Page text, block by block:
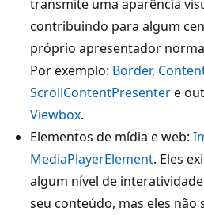
transmite uma aparência
contribuindo para algum
próprio apresentador
Por exemplo: Border,
ScrollContentPresentere
Viewbox.
Elementos de mídia e web:
MediaPlayerElement. Eles
algum nível de
seu conteúdo, mas eles